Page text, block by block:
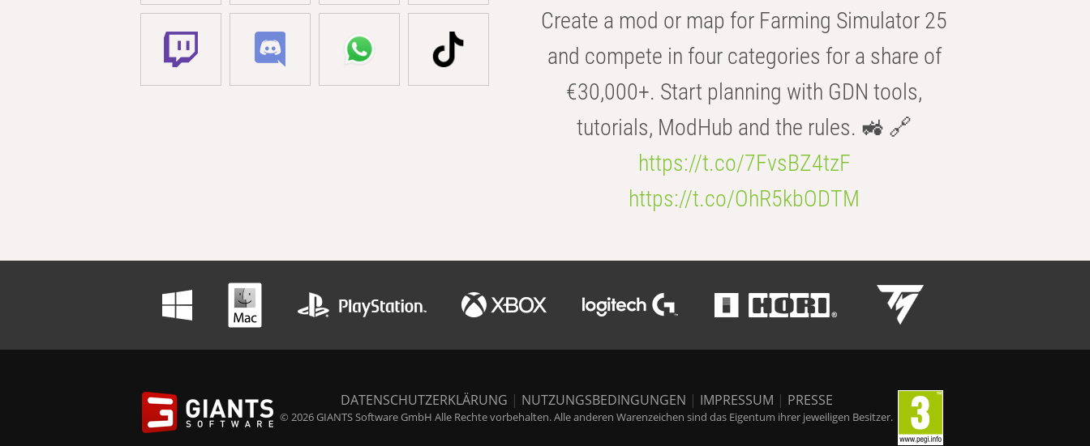
Create a mod or map for Farming Simulator 25
and compete in four categories for a share of
€30,000+. Start planning with GDN tools,
tutorials, ModHub and the rules. 🚜 🔗
https://t.co/7FvsBZ4tzF
https://t.co/OhR5kbODTM
DATENSCHUTZERKLÄRUNG | NUTZUNGSBEDINGUNGEN | IMPRESSUM | PRESSE
© 2026 GIANTS Software GmbH Alle Rechte vorbehalten. Alle anderen Warenzeichen sind das Eigentum ihrer jeweiligen Besitzer.